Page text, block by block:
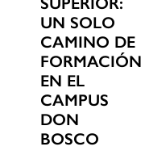
UN SOLO
CAMINO DE
FORMACIÓN
EN EL
CAMPUS
DON
BOSCO